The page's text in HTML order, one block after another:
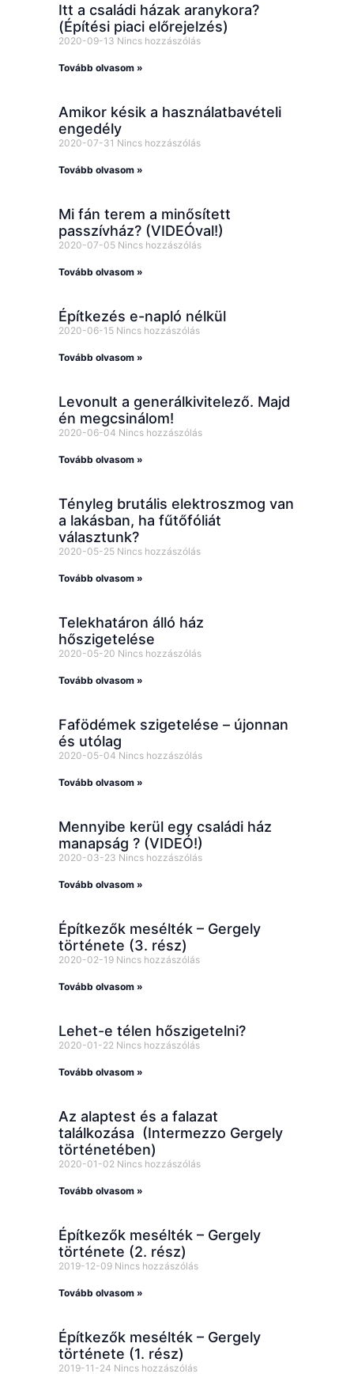
Itt a családi házak aranykora?
(Építési piaci előrejelzés)
2020-09-13 Nincs hozzászólás
Tovább olvasom »
Amikor késik a használatbavételi
engedély
2020-07-31 Nincs hozzászólás
Tovább olvasom »
Mi fán terem a minősített
passzívház? (VIDEÓval!)
2020-07-05 Nincs hozzászólás
Tovább olvasom »
Építkezés e-napló nélkül
2020-06-15 Nincs hozzászólás
Tovább olvasom »
Levonult a generálkivitelező. Majd
én megcsinálom!
2020-06-04 Nincs hozzászólás
Tovább olvasom »
Tényleg brutális elektroszmog van
a lakásban, ha fűtőfóliát
választunk?
2020-05-25 Nincs hozzászólás
Tovább olvasom »
Telekhatáron álló ház
hőszigetelése
2020-05-20 Nincs hozzászólás
Tovább olvasom »
Fafödémek szigetelése – újonnan
és utólag
2020-05-04 Nincs hozzászólás
Tovább olvasom »
Mennyibe kerül egy családi ház
manapság ? (VIDEÓ!)
2020-03-23 Nincs hozzászólás
Tovább olvasom »
Építkezők mesélték – Gergely
története (3. rész)
2020-02-19 Nincs hozzászólás
Tovább olvasom »
Lehet-e télen hőszigetelni?
2020-01-22 Nincs hozzászólás
Tovább olvasom »
Az alaptest és a falazat
találkozása (Intermezzo Gergely
történetében)
2020-01-02 Nincs hozzászólás
Tovább olvasom »
Építkezők mesélték – Gergely
története (2. rész)
2019-12-09 Nincs hozzászólás
Tovább olvasom »
Építkezők mesélték – Gergely
története (1. rész)
2019-11-24 Nincs hozzászólás